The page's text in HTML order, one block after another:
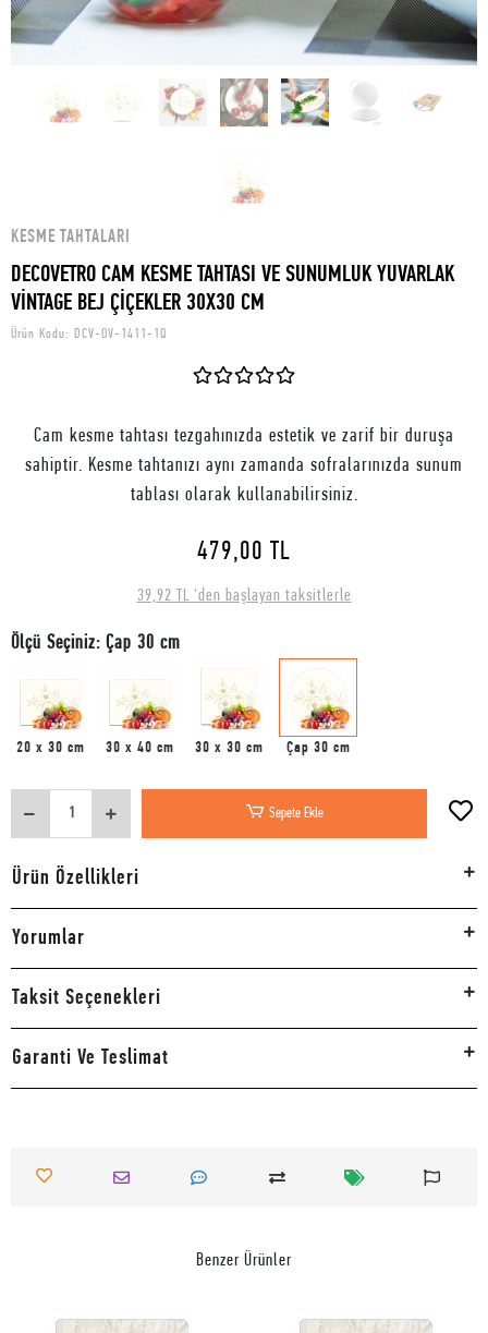
KESME TAHTALARI
DECOVETRO CAM KESME TAHTASI VE SUNUMLUK YUVARLAK
VİNTAGE BEJ ÇİÇEKLER 30X30 CM
Ürün Kodu: DCV-OV-1411-1Q
Cam kesme tahtası tezgahınızda estetik ve zarif bir duruşa
sahiptir. Kesme tahtanızı aynı zamanda sofralarınızda sunum
tablası olarak kullanabilirsiniz.
479,00 TL
39,92 TL 'den başlayan taksitlerle
Ölçü Seçiniz: Çap 30 cm
20 x 30 cm 30 x 40 cm 30 x 30 cm Çap 30 cm
Sepete Ekle
Ürün Özellikleri
Yorumlar
Taksit Seçenekleri
Garanti Ve Teslimat
Benzer Ürünler